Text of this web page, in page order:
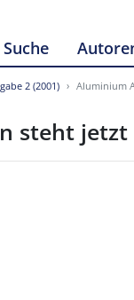
Suche
2 (2001) Aluminium
steht